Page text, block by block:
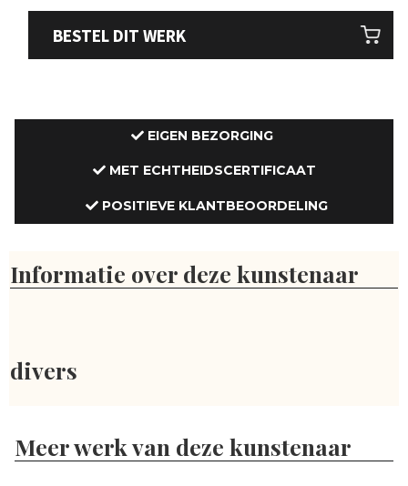
BESTEL DIT WERK
EIGEN BEZORGING
MET ECHTHEIDSCERTIFICAAT
POSITIEVE KLANTBEOORDELING
Informatie over deze kunstenaar
divers
Meer werk van deze kunstenaar